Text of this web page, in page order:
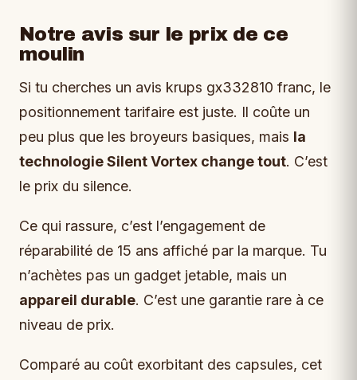
Notre avis sur le prix de ce
moulin
Si tu cherches un avis krups gx332810 franc, le
positionnement tarifaire est juste. Il coûte un
peu plus que les broyeurs basiques, mais la
technologie Silent Vortex change tout. C’est
le prix du silence.
Ce qui rassure, c’est l’engagement de
réparabilité de 15 ans affiché par la marque. Tu
n’achètes pas un gadget jetable, mais un
appareil durable. C’est une garantie rare à ce
niveau de prix.
Comparé au coût exorbitant des capsules, cet